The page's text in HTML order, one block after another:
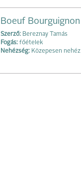
Boeuf Bourguignon
Szerző: Bereznay Tamás
Fogás: főételek
Nehézség: Közepesen nehéz